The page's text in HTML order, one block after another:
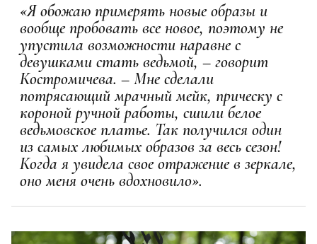
«Я обожаю примерять новые образы и
вообще пробовать все новое, поэтому не
упустила возможности наравне с
девушками стать ведьмой, – говорит
Костромичева. – Мне сделали
потрясающий мрачный мейк, прическу с
короной ручной работы, сшили белое
ведьмовское платье. Так получился один
из самых любимых образов за весь сезон!
Когда я увидела свое отражение в зеркале,
оно меня очень вдохновило».